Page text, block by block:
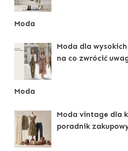
Moda
Moda dla
na co zwrócić
Moda
Moda vintage dla
poradnik